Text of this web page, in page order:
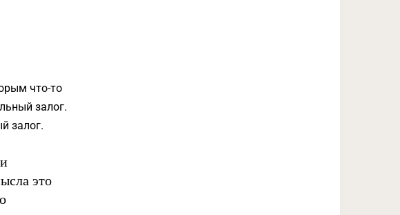
что-то
залог.
залог.
это